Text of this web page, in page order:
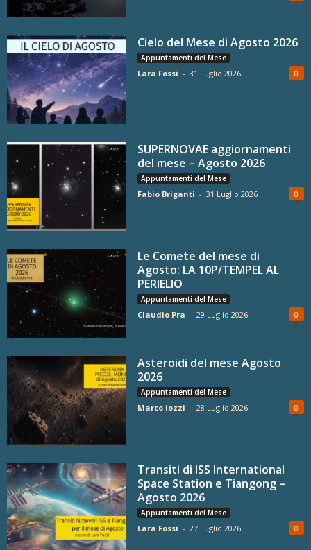
Cielo del Mese di Agosto 2026
Appuntamenti del Mese
Lara Fossi - 31 Luglio 2026 0
SUPERNOVAE aggiornamenti
del mese – Agosto 2026
Appuntamenti del Mese
Fabio Briganti - 31 Luglio 2026 0
Le Comete del mese di
Agosto: LA 10P/TEMPEL AL
PERIELIO
Appuntamenti del Mese
Claudio Pra - 29 Luglio 2026 0
Asteroidi del mese Agosto
2026
Appuntamenti del Mese
Marco Iozzi - 28 Luglio 2026 0
Transiti di ISS International
Space Station e Tiangong –
Agosto 2026
Appuntamenti del Mese
Lara Fossi - 27 Luglio 2026 0